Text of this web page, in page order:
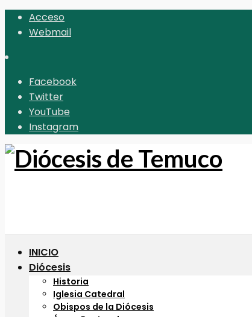
Acceso
Webmail
Facebook
Twitter
YouTube
Instagram
INICIO
Diócesis
Historia
Iglesia Catedral
Obispos de la Diócesis